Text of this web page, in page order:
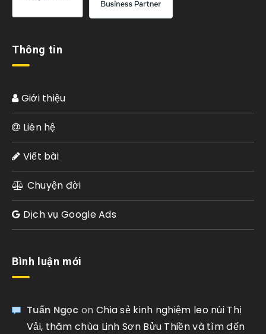
Thông tin
Giới thiệu
Liên hệ
Viết bài
Chuyện đời
Dịch vụ Google Ads
Bình luận mới
Tuấn Ngọc on Chia sẻ kinh nghiệm leo núi Thị
Vải, thăm chùa Linh Sơn Bửu Thiền và tìm đến